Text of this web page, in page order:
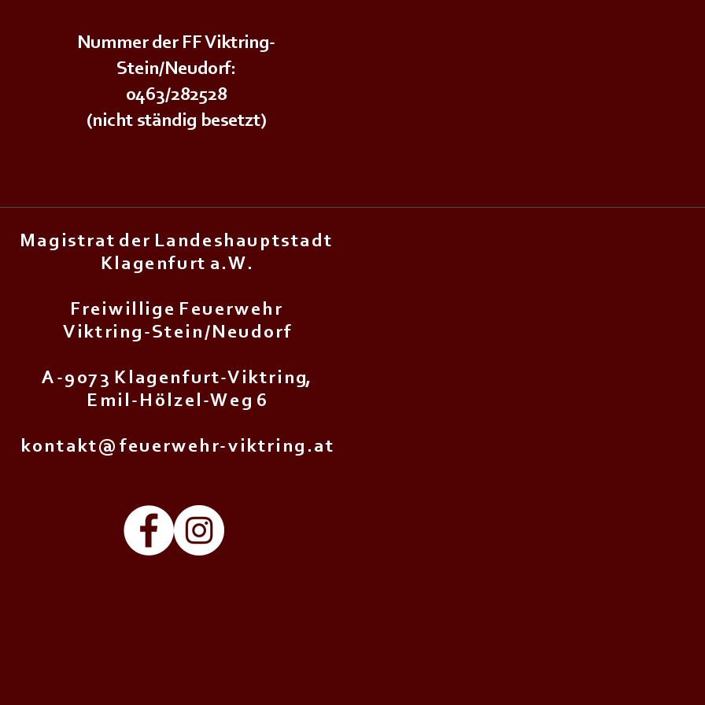
Nummer der FF Viktring-
Stein/Neudorf:
0463/282528
(nicht ständig besetzt)
M a g i s t r a t d e r L a n d e s h a u p t s t a d t
K l a g e n f u r t a . W .
F r e i w i l l i g e F e u e r w e h r
V i k t r i n g - S t e i n / N e u d o r f
A - 9 0 7 3 K l a g e n f u r t - V i k t r i n g,
E m i l - H ö l z e l - W e g 6
k o n t a k t @ f e u e r w e h r - v i k t r i n g . a t